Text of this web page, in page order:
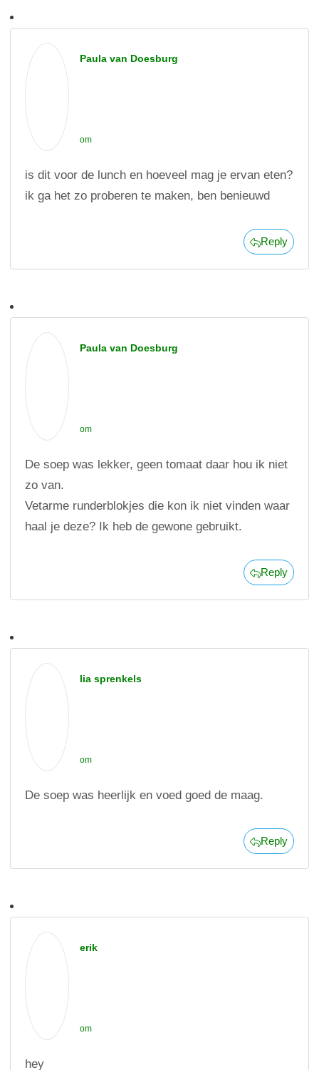
Paula van Doesburg
om
is dit voor de lunch en hoeveel mag je ervan eten?
ik ga het zo proberen te maken, ben benieuwd
Reply
Paula van Doesburg
om
De soep was lekker, geen tomaat daar hou ik niet
zo van.
Vetarme runderblokjes die kon ik niet vinden waar
haal je deze? Ik heb de gewone gebruikt.
Reply
lia sprenkels
om
De soep was heerlijk en voed goed de maag.
Reply
erik
om
hey